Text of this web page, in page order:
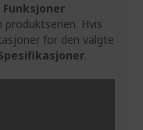
Funksjoner
Hvis
for den valgte
.